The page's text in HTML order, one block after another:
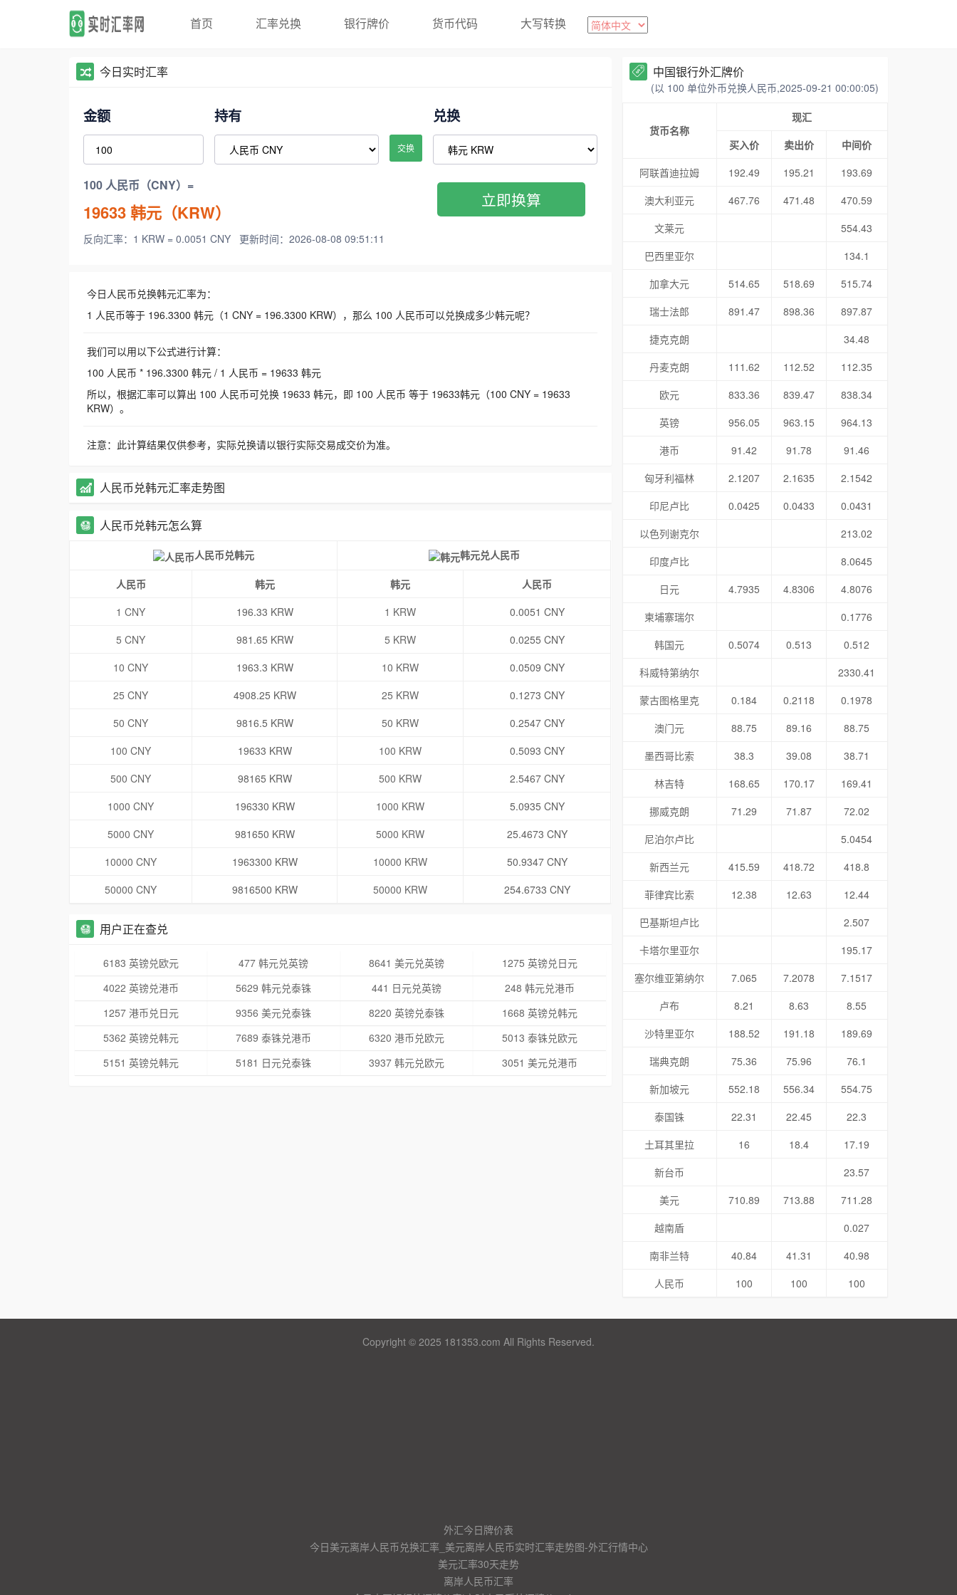
首页 汇率兑换 银行牌价 货币代码 大写转换
今日实时汇率
金额 持有
交换
兑换
100 人民币（CNY）=
19633韩元（KRW）
反向汇率：1 KRW = 0.0051 CNY 更新时间：2026-08-08 09:51:11
立即换算
今日人民币兑换韩元汇率为：
1 人民币等于 196.3300 韩元（1 CNY = 196.3300 KRW），那么 100 人民币可以兑换成多少韩元呢？
我们可以用以下公式进行计算：
100 人民币 * 196.3300 韩元 / 1 人民币 = 19633 韩元
所以，根据汇率可以算出 100 人民币可兑换 19633 韩元，即 100 人民币 等于 19633韩元（100 CNY = 19633
KRW）。
注意：此计算结果仅供参考，实际兑换请以银行实际交易成交价为准。
人民币兑韩元汇率走势图
人民币兑韩元怎么算
人民币兑韩元 韩元兑人民币
人民币 韩元 韩元
人民币
1 CNY
196.33 KRW 1 KRW
0.0051 CNY
5 CNY
981.65 KRW 5 KRW
0.0255 CNY
10 CNY
1963.3 KRW 10 KRW
0.0509 CNY
25 CNY
4908.25 KRW 25 KRW
0.1273 CNY
50 CNY
9816.5 KRW 50 KRW
0.2547 CNY
100 CNY
19633 KRW 100 KRW
0.5093 CNY
500 CNY
98165 KRW 500 KRW
2.5467 CNY
1000 CNY
196330 KRW 1000 KRW
5.0935 CNY
5000 CNY
981650 KRW 5000 KRW
25.4673 CNY
10000 CNY
1963300 KRW 10000 KRW
50.9347 CNY
50000 CNY
9816500 KRW 50000 KRW 254.6733 CNY
用户正在查兑
6183 英镑兑欧元 477 韩元兑英镑 8641 美元兑英镑
1275 英镑兑日元
4022 英镑兑港币
5629 韩元兑泰铢 441 日元兑英镑
248 韩元兑港币
1257 港币兑日元
9356 美元兑泰铢 8220 英镑兑泰铢
1668 英镑兑韩元
5362 英镑兑韩元
7689 泰铢兑港币 6320 港币兑欧元
5013 泰铢兑欧元
5151 英镑兑韩元
5181 日元兑泰铢 3937 韩元兑欧元 3051 美元兑港币
中国银行外汇牌价
(以 100 单位外币兑换人民币,2025-09-21 00:00:05)
货币名称
现汇
买入价
卖出价
中间价
阿联酋迪拉姆
192.49 195.21
193.69
澳大利亚元
467.76 471.48
470.59
文莱元
554.43
巴西里亚尔
134.1
加拿大元
514.65 518.69
515.74
瑞士法郎
891.47 898.36
897.87
捷克克朗
34.48
丹麦克朗
111.62 112.52
112.35
欧元
833.36 839.47
838.34
英镑
956.05 963.15
964.13
港币
91.42 91.78
91.46
匈牙利福林
2.1207 2.1635
2.1542
印尼卢比
0.0425 0.0433
0.0431
以色列谢克尔
213.02
印度卢比
8.0645
日元
4.7935 4.8306
4.8076
柬埔寨瑞尔
0.1776
韩国元
0.5074 0.513
0.512
科威特第纳尔
2330.41
蒙古图格里克
0.184 0.2118
0.1978
澳门元
88.75 89.16
88.75
墨西哥比索
38.3 39.08
38.71
林吉特
168.65 170.17
169.41
挪威克朗
71.29 71.87
72.02
尼泊尔卢比
5.0454
新西兰元
415.59 418.72
418.8
菲律宾比索
12.38 12.63
12.44
巴基斯坦卢比
2.507
卡塔尔里亚尔
195.17
塞尔维亚第纳尔
7.065 7.2078
7.1517
卢布
8.21 8.63
8.55
沙特里亚尔
188.52 191.18
189.69
瑞典克朗
75.36 75.96
76.1
新加坡元
552.18 556.34
554.75
泰国铢
22.31 22.45
22.3
土耳其里拉
16 18.4
17.19
新台币
23.57
美元
710.89 713.88
711.28
越南盾
0.027
南非兰特
40.84 41.31
40.98
人民币
100 100 100
Copyright © 2025 181353.com All Rights Reserved.
外汇今日牌价表
今日美元离岸人民币兑换汇率_美元离岸人民币实时汇率走势图-外汇行情中心
美元汇率30天走势
离岸人民币汇率